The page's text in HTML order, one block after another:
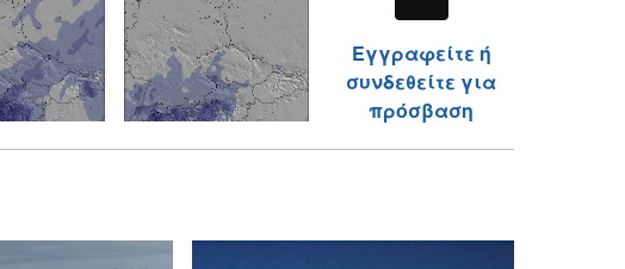
Εγγραφείτε ή
συνδεθείτε για
πρόσβαση